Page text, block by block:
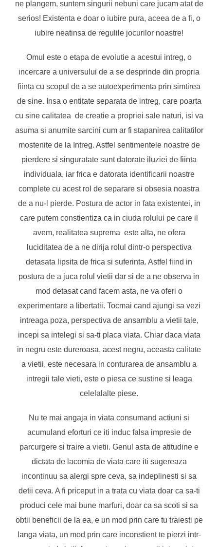
ne plangem, suntem singurii nebuni care jucam atat de
serios! Existenta e doar o iubire pura, aceea de a fi, o
iubire neatinsa de regulile jocurilor noastre!
Omul este o etapa de evolutie a acestui intreg, o
incercare a universului de a se desprinde din propria
fiinta cu scopul de a se autoexperimenta prin simtirea
de sine. Insa o entitate separata de intreg, care poarta
cu sine calitatea de creatie a propriei sale naturi, isi va
asuma si anumite sarcini cum ar fi stapanirea calitatilor
mostenite de la Intreg. Astfel sentimentele noastre de
pierdere si singuratate sunt datorate iluziei de fiinta
individuala, iar frica e datorata identificarii noastre
complete cu acest rol de separare si obsesia noastra
de a nu-l pierde. Postura de actor in fata existentei, in
care putem constientiza ca in ciuda rolului pe care il
avem, realitatea suprema este alta, ne ofera
luciditatea de a ne dirija rolul dintr-o perspectiva
detasata lipsita de frica si suferinta. Astfel fiind in
postura de a juca rolul vietii dar si de a ne observa in
mod detasat cand facem asta, ne va oferi o
experimentare a libertatii. Tocmai cand ajungi sa vezi
intreaga poza, perspectiva de ansamblu a vietii tale,
incepi sa intelegi si sa-ti placa viata. Chiar daca viata
in negru este dureroasa, acest negru, aceasta calitate
a vietii, este necesara in conturarea de ansamblu a
intregii tale vieti, este o piesa ce sustine si leaga
celelalalte piese.
Nu te mai angaja in viata consumand actiuni si
acumuland eforturi ce iti induc falsa impresie de
parcurgere si traire a vietii. Genul asta de atitudine e
dictata de lacomia de viata care iti sugereaza
incontinuu sa alergi spre ceva, sa indeplinesti si sa
detii ceva. A fi priceput in a trata cu viata doar ca sa-ti
produci cele mai bune marfuri, doar ca sa scoti si sa
obtii beneficii de la ea, e un mod prin care tu traiesti pe
langa viata, un mod prin care inconstient te pierzi intr-